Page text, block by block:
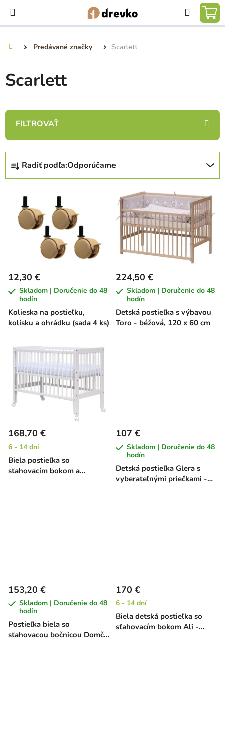
obsah
Hľadať
Predávané značky Scarlett
Scarlett
d
o
d
k
t
Radiť podľa:Odporúčame
o
d
u
k
Kolieska na postieľku,
kolísku a ohrádku (sada 4 ks)
12,30 €
Skladom | Doručenie do 48
hodín
Detská postieľka s výbavou
Toro - béžová, 120 x 60 cm
224,50 €
Skladom | Doručenie do 48
hodín
Biela postieľka so
sťahovacím bokom a
168,70 €
6 - 14 dní
Detská postieľka Glera s
vyberateľnými priečkami -
107 €
Skladom | Doručenie do 48
hodín
Postieľka biela so
sťahovacou bočnicou Domčo
153,20 €
Skladom | Doručenie do 48
hodín
Biela detská postieľka so
sťahovacím bokom Ali -
170 €
6 - 14 dní